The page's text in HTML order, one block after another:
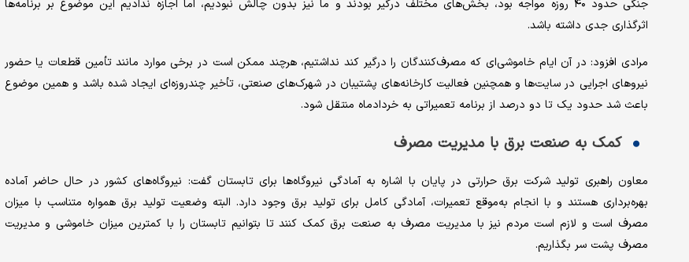
جنگی حدود ۴۰ روزه مواجه بود، بخش‌های مختلف درگیر بودند و ما نیز بدون چالش نبودیم، اما اجازه ندادیم این موضوع بر برنامه‌ها
اثرگذاری جدی داشته باشد.
مرادی افزود: در آن ایام خاموشی‌ای که مصرف‌کنندگان را درگیر کند نداشتیم، هرچند ممکن است در برخی موارد مانند تأمین قطعات یا حضور
نیروهای اجرایی در سایت‌ها و همچنین فعالیت کارخانه‌های پشتیبان در شهرک‌های صنعتی، تأخیر چندروزه‌ای ایجاد شده باشد و همین موضوع
باعث شد حدود یک تا دو درصد از برنامه تعمیراتی به خردادماه منتقل شود.
کمک به صنعت برق با مدیریت مصرف
معاون راهبری تولید شرکت برق حرارتی در پایان با اشاره به آمادگی نیروگاه‌ها برای تابستان گفت: نیروگاه‌های کشور در حال حاضر آماده
بهره‌برداری هستند و با انجام به‌موقع تعمیرات، آمادگی کامل برای تولید برق وجود دارد. البته وضعیت تولید برق همواره متناسب با میزان
مصرف است و لازم است مردم نیز با مدیریت مصرف به صنعت برق کمک کنند تا بتوانیم تابستان را با کمترین میزان خاموشی و مدیریت
مصرف پشت سر بگذاریم.